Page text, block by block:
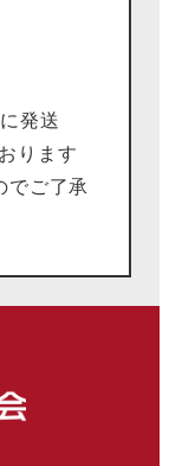
発送
ります
でご了承